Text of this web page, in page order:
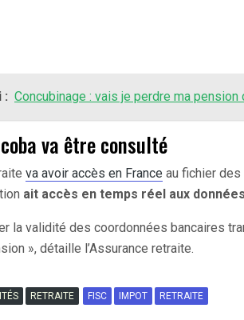
: Concubinage : vais je perdre ma pension
va être consulté
va avoir accès en France au fichier
ait accès en temps réel aux
la validité des coordonnées bancaires
», détaille l’Assurance retraite.
RETRAITE FISC IMPOT RETRAITE